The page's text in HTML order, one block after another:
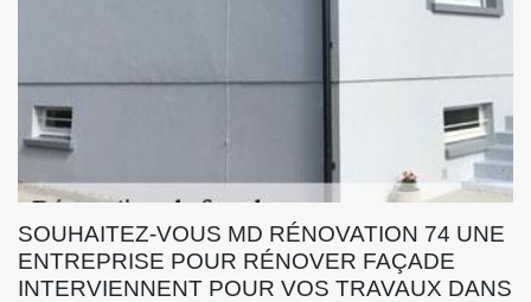
SOUHAITEZ-VOUS MD RÉNOVATION 74 UNE
ENTREPRISE POUR RÉNOVER FAÇADE
INTERVIENNENT POUR VOS TRAVAUX DANS